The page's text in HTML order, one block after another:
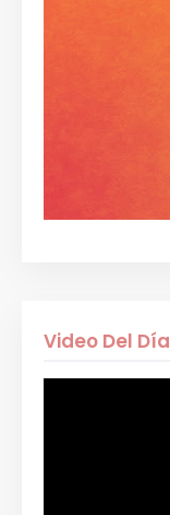
Video Del Día